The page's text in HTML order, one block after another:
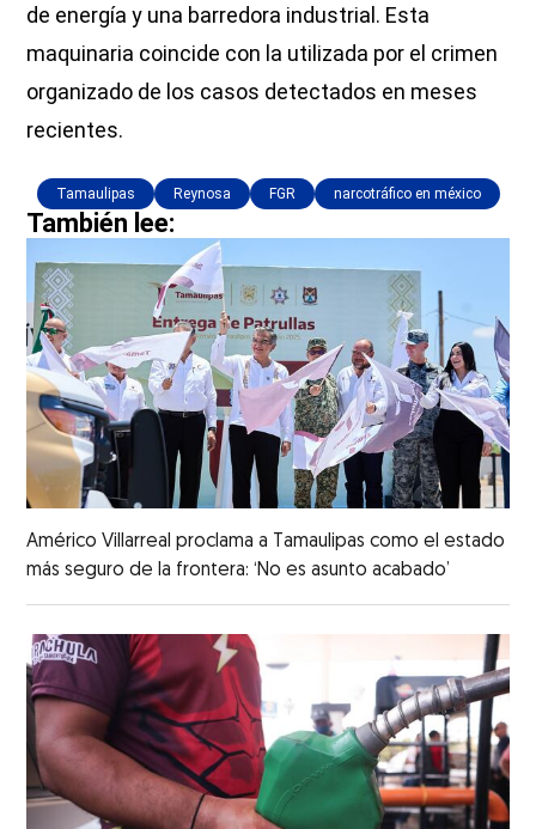
de energía y una barredora industrial. Esta
maquinaria coincide con la utilizada por el crimen
organizado de los casos detectados en meses
recientes.
Tamaulipas Reynosa FGR narcotráfico en méxico
También lee:
Américo Villarreal proclama a Tamaulipas como el estado
más seguro de la frontera: ‘No es asunto acabado’